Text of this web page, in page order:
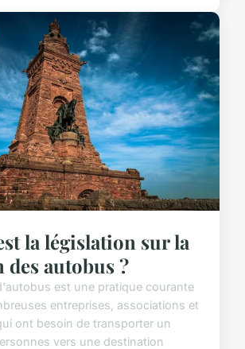
la législation sur la
autobus ?
est une pratique courante
entreprises, associations et
ont besoin de transporter un
vers une destination